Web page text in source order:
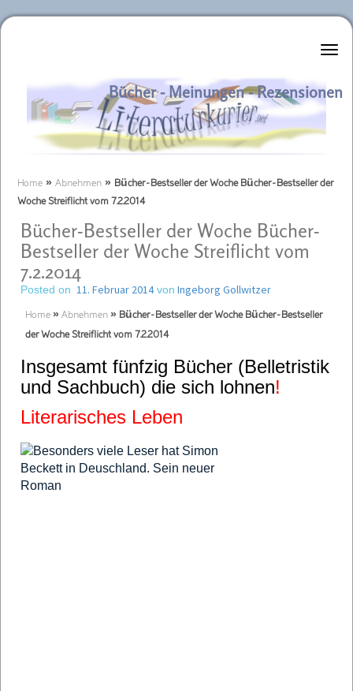
Literaturkurier.net
Bücher - Meinungen - Rezensionen
Home » Abnehmen » Bücher-Bestseller der Woche Bücher-Bestseller der
Woche Streiflicht vom 7.2.2014
Bücher-Bestseller der Woche Bücher-
Bestseller der Woche Streiflicht vom
7.2.2014
Posted on 11. Februar 2014von Ingeborg Gollwitzer
Home » Abnehmen » Bücher-Bestseller der Woche Bücher-Bestseller
der Woche Streiflicht vom 7.2.2014
Insgesamt fünfzig Bücher (Belletristik
und Sachbuch) die sich lohnen!
Literarisches Leben